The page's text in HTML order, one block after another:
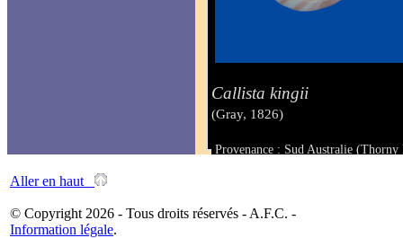
Callista kingii
(Gray, 1826)
Provenance : Sud Australie (Thorny
Aller en haut
© Copyright 2026 - Tous droits réservés - A.F.C. -
Information légale.